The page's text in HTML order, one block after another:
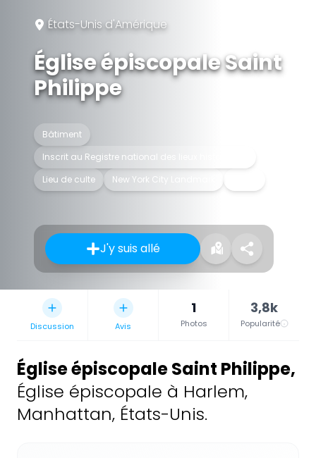
États-Unis d'Amérique
Église épiscopale Saint
Philippe
Bâtiment
Inscrit au Registre national des lieux historiques
Lieu de culte
New York City Landmark
J'y suis allé
Discussion Avis
1
Photos
3,8k
Popularité
Église épiscopale Saint Philippe,
Église épiscopale à Harlem,
Manhattan, États-Unis.